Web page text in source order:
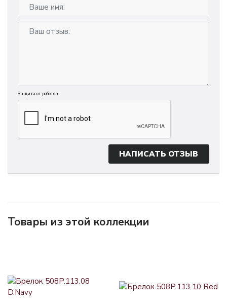
Защита от роботов
НАПИСАТЬ ОТЗЫВ
Товары из этой коллекции